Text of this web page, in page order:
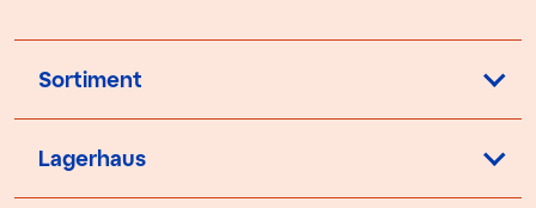
Sortiment
Lagerhaus